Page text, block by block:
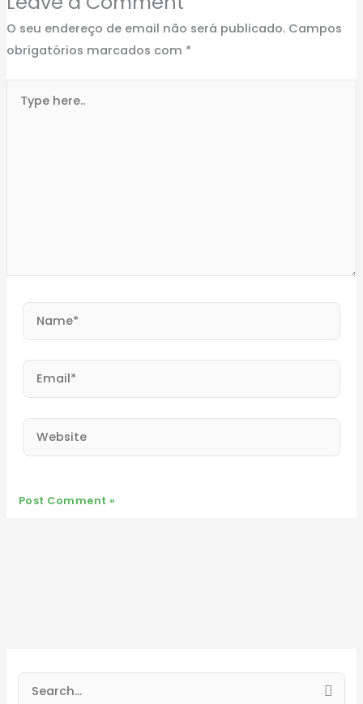
O seu endereço de email não será publicado. Campos
obrigatórios marcados com *
here..
Name*
Website